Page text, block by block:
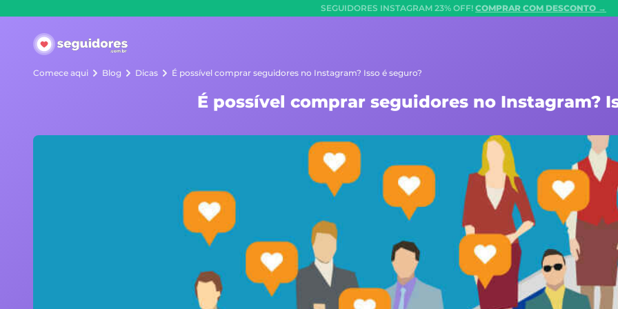
SEGUIDORES INSTAGRAM 23% OFF! COMPRAR COM DESCONTO →
Seguidores.com.br
Comece aqui Blog Dicas É possível comprar seguidores no Instagram? Isso é seguro?
É possível comprar seguidores no Instagram?